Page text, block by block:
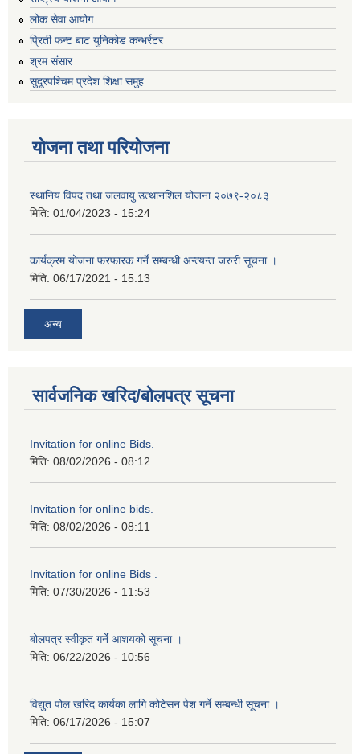
लोक सेवा आयोग
प्रिती फन्ट बाट युनिकोड कन्भर्रटर
श्रम संसार
सुदूरपश्चिम प्रदेश शिक्षा समुह
योजना तथा परियोजना
स्थानिय विपद तथा जलवायु उत्थानशिल योजना २०७९-२०८३
मिति: 01/04/2023 - 15:24
कार्यक्रम योजना फरफारक गर्ने सम्बन्धी अन्त्यन्त जरुरी सूचना ।
मिति: 06/17/2021 - 15:13
अन्य
सार्वजनिक खरिद/बोलपत्र सूचना
Invitation for online Bids.
मिति: 08/02/2026 - 08:12
Invitation for online bids.
मिति: 08/02/2026 - 08:11
Invitation for online Bids .
मिति: 07/30/2026 - 11:53
बोलपत्र स्वीकृत गर्ने आशयको सूचना ।
मिति: 06/22/2026 - 10:56
विद्युत पोल खरिद कार्यका लागि कोटेसन पेश गर्ने सम्बन्धी सूचना ।
मिति: 06/17/2026 - 15:07